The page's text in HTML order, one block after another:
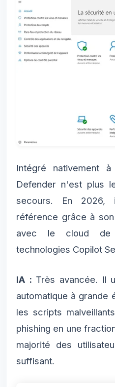
Intégré nativement
Defender n'est plus
secours. En
référence grâce à
avec le cloud
technologies Copilot
IA : Très avancée. Il
automatique à grande
les scripts
phishing en une
majorité des
suffisant.